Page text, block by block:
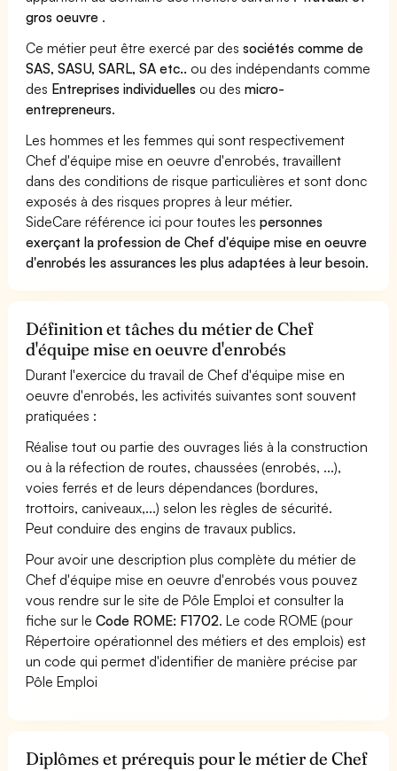
gros oeuvre .
Ce métier peut être exercé par dessociétés comme de
SAS, SASU, SARL, SA etc.. ou des indépendants comme
des Entreprises individuelles ou desmicro-
entrepreneurs.
Les hommes et les femmes qui sont respectivement
Chef d'équipe mise en oeuvre d'enrobés, travaillent
dans des conditions de risque particulières et sont donc
exposés à des risques propres à leur métier.
SideCare référence ici pour toutes lespersonnes
exerçant la profession de Chef d'équipe mise en oeuvre
d'enrobés les assurances les plus adaptées à leur besoin.
Définition et tâches du métier de Chef
d'équipe mise en oeuvre d'enrobés
Durant l'exercice du travail de Chef d'équipe mise en
oeuvre d'enrobés, les activités suivantes sont souvent
pratiquées :
Réalise tout ou partie des ouvrages liés à la construction
ou à la réfection de routes, chaussées (enrobés, ...),
voies ferrés et de leurs dépendances (bordures,
trottoirs, caniveaux,...) selon les règles de sécurité.
Peut conduire des engins de travaux publics.
Pour avoir une description plus complète du métier de
Chef d'équipe mise en oeuvre d'enrobés vous pouvez
vous rendre sur le site de Pôle Emploi et consulter la
fiche sur leCode ROME: F1702. Le code ROME (pour
Répertoire opérationnel des métiers et des emplois) est
un code qui permet d'identifier de manière précise par
Pôle Emploi
Diplômes et prérequis pour le métier de Chef